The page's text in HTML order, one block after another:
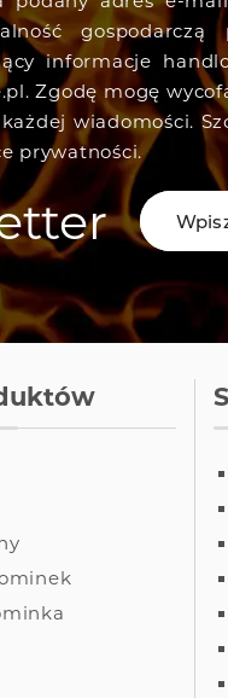
informacje
Zgodę mogę
wiadomości.
prywatności.